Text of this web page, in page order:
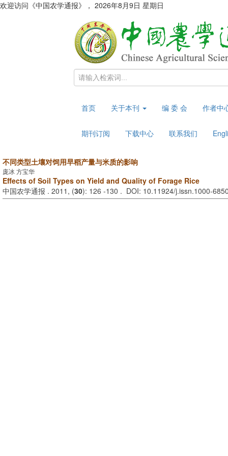
欢迎访问《中国农学通报》， 2026年8月9日 星期日
首页 关于本刊 编 委 会 作者中
期刊订阅 下载中心 联系我们
不同类型土壤对饲用早稻产量与米质的影响
庞冰 方宝华
Effects of Soil Types on Yield and Quality of Forage Rice
中国农学通报 . 2011, (30): 126 -130 . DOI: 10.11924/j.issn.1000-